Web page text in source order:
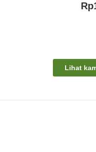
Lihat